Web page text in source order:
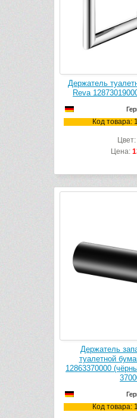
Держатель
Reva
Код товара:
Цена:
Держатель
туалетной
12863370000
Код товара: